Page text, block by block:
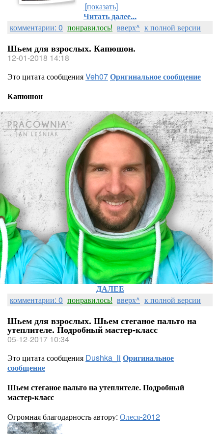
[показать]
Читать далее...
комментарии: 0 понравилось! вверх^ к полной версии
Шьем для взрослых. Капюшон.
12-01-2018 14:18
Это цитата сообщенияVeh07Оригинальное сообщение
Капюшон
ДАЛЕЕ
комментарии: 0 понравилось! вверх^ к полной версии
Шьем для взрослых. Шьем стеганое пальто на
утеплителе. Подробный мастер-класс
05-12-2017 10:34
Это цитата сообщения Dushka_li Оригинальное
сообщение
Шьем стеганое пальто на утеплителе. Подробный
мастер-класс
Огромная благодарность автору: Олеся-2012